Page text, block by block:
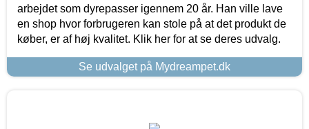
arbejdet som dyrepasser igennem 20 år. Han ville lave
en shop hvor forbrugeren kan stole på at det produkt de
køber, er af høj kvalitet. Klik her for at se deres udvalg.
Se udvalget på Mydreampet.dk